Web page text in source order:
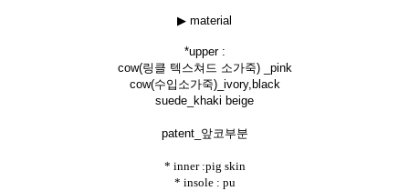
▶ material
*upper :
cow(링클 텍스쳐드 소가죽) _pink
cow(수입소가죽)_ivory,black
suede_khaki beige
patent_앞코부분
* inner :pig skin
* insole : pu